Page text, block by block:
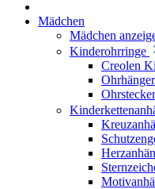
Mädchen
Mädchen
Kinderohrringe
Creolen
Ohrhänger
Ohrstecker